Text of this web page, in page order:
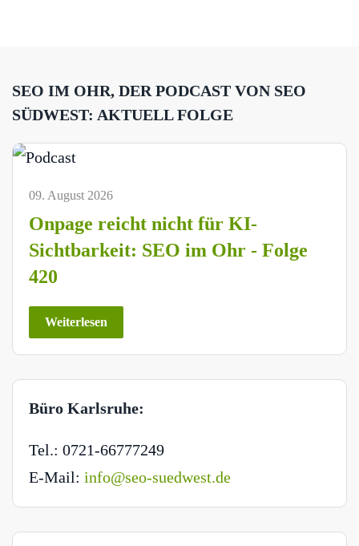
SEO IM OHR, DER PODCAST VON SEO
SÜDWEST: AKTUELL FOLGE
09. August 2026
Onpage reicht nicht für KI-
Sichtbarkeit: SEO im Ohr - Folge
420
Weiterlesen
Büro Karlsruhe:
Tel.: 0721-66777249
E-Mail: info@seo-suedwest.de